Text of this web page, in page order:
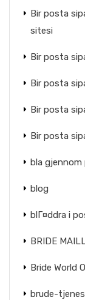
Bir posta
sitesi
Bir posta
Bir posta
Bir posta
Bir posta
bla
blog
blГ¤ddra i
BRIDE
Bride World
brude-